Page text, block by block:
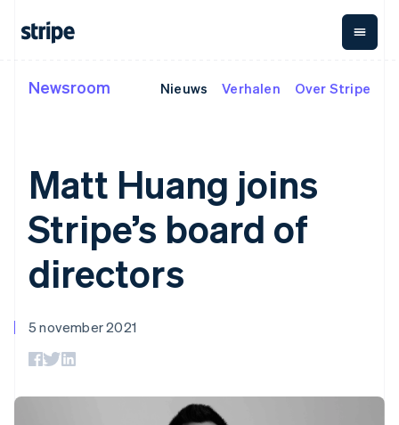
Betalingen
Managed
Payments
Merchant of
record-oplossing
Payment links
Betalingen zonder
code
Checkout
betalingsinterfaces
Elements
Flexibele UI-
componenten
Omzet
Metronome
Facturatie naar gebruik
Abonnementen
Abonnementsbeheer
Invoicing
Data Pipeline
Gegevenssynchronisatie
Per fase
Per toepassing
Cryptovaluta
E-commerce
Automatisering van
In-appbetalingen
Marktplaatsen
Documentatie
Stripe Apps
Whitepapers
Online betalingen
afrekenproces
Abonnementen beheren
Meer informatie
Support
Ondersteuning
Beheerde support op
dienstverlening
Newsroom Nieuws Verhalen Over Stripe
Matt Huang joins
Stripe’s board of
directors
5 november 2021
Denemarken
English
Deutsch English
Frankrijk
Français English
English
Griekenland
English
Hongarije
Hongkong SAR, China
Ierland
India